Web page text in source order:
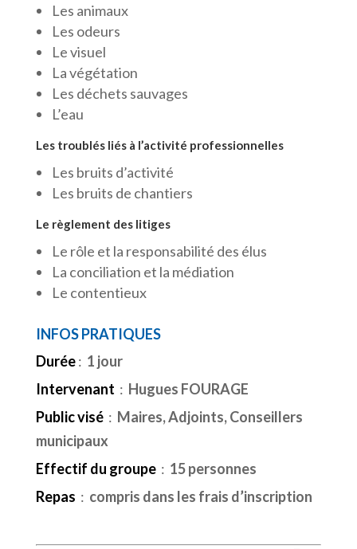
Les animaux
Les odeurs
Le visuel
La végétation
Les déchets sauvages
L’eau
Les troublés liés à l’activité professionnelles
Les bruits d’activité
Les bruits de chantiers
Le règlement des litiges
Le rôle et la responsabilité des élus
La conciliation et la médiation
Le contentieux
INFOS PRATIQUES
Durée: 1 jour
Intervenant : Hugues FOURAGE
Public visé : Maires, Adjoints, Conseillers
municipaux
Effectif du groupe: 15 personnes
Repas : compris dans les frais d’inscription